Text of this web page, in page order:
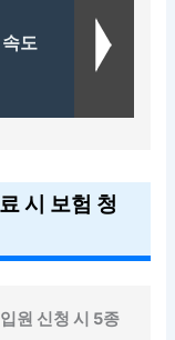
도
시 보험 청
원 신청 시 5종